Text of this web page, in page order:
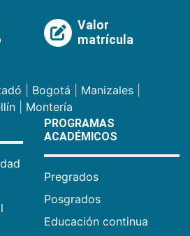
Valor
matrícula
Bogotá Manizales
Montería
PROGRAMAS
ACADÉMICOS
Pregrados
Posgrados
Educación continua